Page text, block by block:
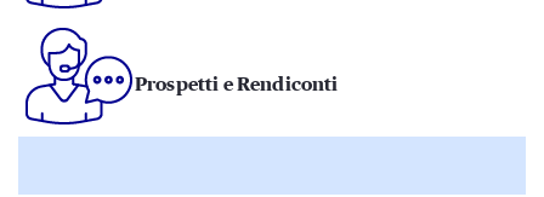
Prospetti e Rendiconti